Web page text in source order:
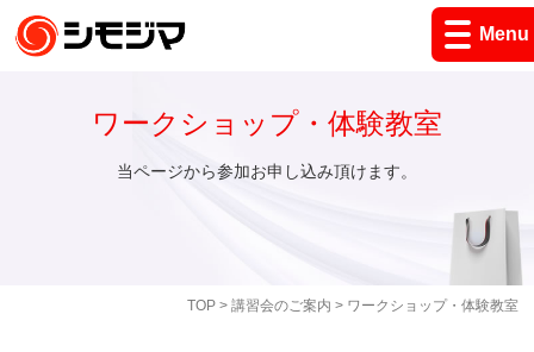
Menu
TOP> 講習会のご案内 > ワークショップ・体験教室
ワークショップ・体験教室
当ページから参加お申し込み頂けます。